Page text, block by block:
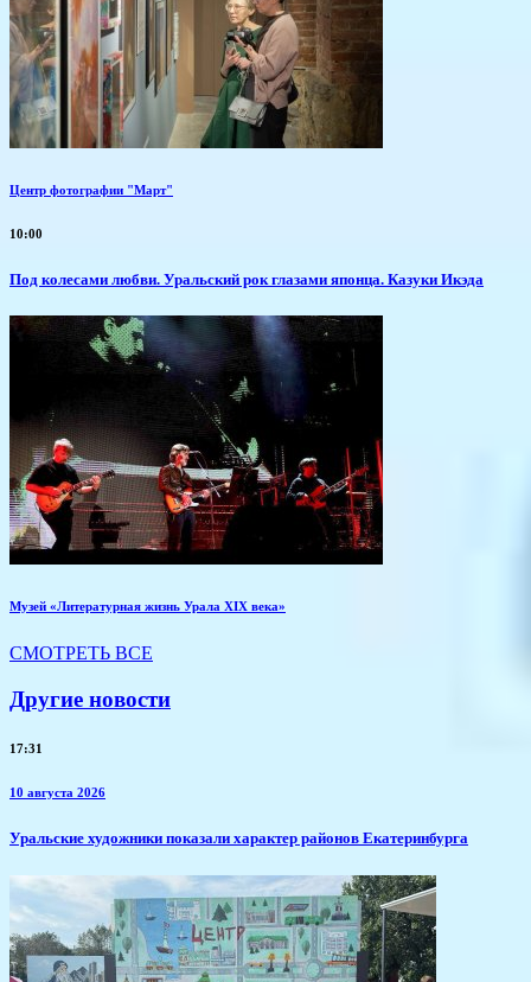
Центр фотографии "Март"
10:00
Под колесами любви. Уральский рок глазами японца. Казуки Икэда
Музей «Литературная жизнь Урала XIX века»
СМОТРЕТЬ ВСЕ
Другие новости
17:31
10 августа 2026
Уральские художники показали характер районов Екатеринбурга